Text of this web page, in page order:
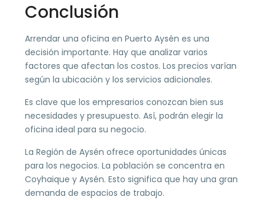
Conclusión
Arrendar una oficina en Puerto Aysén es una
decisión importante. Hay que analizar varios
factores que afectan los costos. Los precios varían
según la ubicación y los servicios adicionales.
Es clave que los empresarios conozcan bien sus
necesidades y presupuesto. Así, podrán elegir la
oficina ideal para su negocio.
La Región de Aysén ofrece oportunidades únicas
para los negocios. La población se concentra en
Coyhaique y Aysén. Esto significa que hay una gran
demanda de espacios de trabajo.